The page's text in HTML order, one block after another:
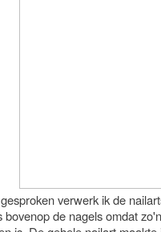
verwerk ik de
bovenop de nagels omdat